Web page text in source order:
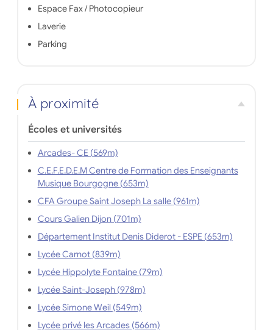
Espace Fax / Photocopieur
Laverie
Parking
À proximité
Écoles et universités
Arcades- CE (569m)
C.E.F.E.D.E.M Centre de Formation des Enseignants
Musique Bourgogne (653m)
CFA Groupe Saint Joseph La salle (961m)
Cours Galien Dijon (701m)
Département Institut Denis Diderot - ESPE (653m)
Lycée Carnot (839m)
Lycée Hippolyte Fontaine (79m)
Lycée Saint-Joseph (978m)
Lycée Simone Weil (549m)
Lycée privé les Arcades (566m)